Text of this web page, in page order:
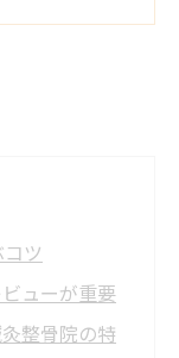
ツ
ューが重要
整骨院の特